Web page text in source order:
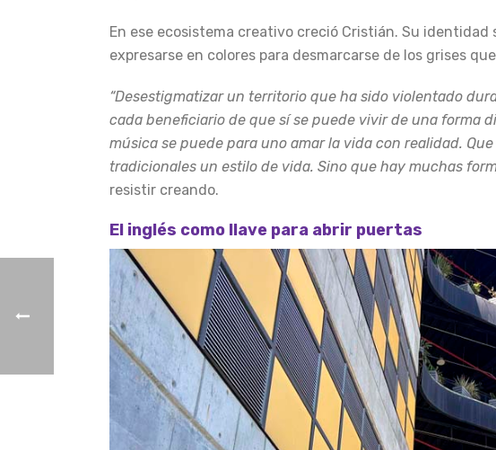
En ese ecosistema creativo creció Cristián. Su
expresarse en colores para desmarcarse de los grises
“Desestigmatizar un territorio que ha sido violentado
cada beneficiario de que sí se puede vivir de una forma
música se puede para uno amar la vida con realidad.
tradicionales un estilo de vida. Sino que hay muchas
resistir creando.
El inglés como llave para abrir puertas